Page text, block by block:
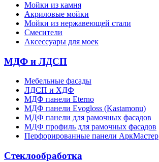
Мойки из камня
Акриловые мойки
Мойки из нержавеющей стали
Смесители
Аксессуары для моек
МДФ и ЛДСП
Мебельные фасады
ЛДСП и ХДФ
МДФ панели Eterno
МДФ панели Evogloss (Kastamonu)
МДФ панели для рамочных фасадов
МДФ профиль для рамочных фасадов
Перфорированные панели АркМастер
Стеклообработка